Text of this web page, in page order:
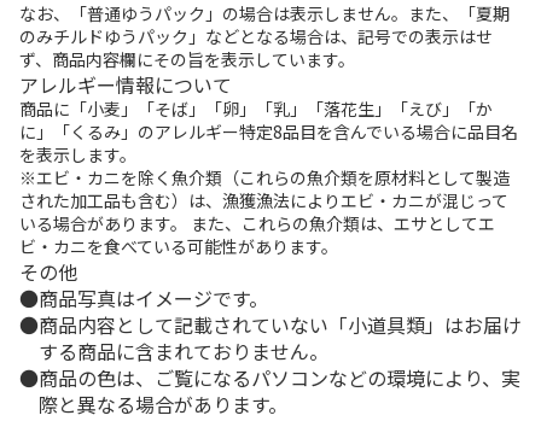
なお、「普通ゆうパック」の場合は表示しません。また、「夏期
のみチルドゆうパック」などとなる場合は、記号での表示はせ
ず、商品内容欄にその旨を表示しています。
アレルギー情報について
商品に「小麦」「そば」「卵」「乳」「落花生」「えび」「か
に」「くるみ」のアレルギー特定8品目を含んでいる場合に品目名
を表示します。
※エビ・カニを除く魚介類（これらの魚介類を原材料として製造
された加工品も含む）は、漁獲漁法によりエビ・カニが混じって
いる場合があります。 また、これらの魚介類は、エサとしてエ
ビ・カニを食べている可能性があります。
その他
商品写真はイメージです。
商品内容として記載されていない「小道具類」はお届け
する商品に含まれておりません。
商品の色は、ご覧になるパソコンなどの環境により、実
際と異なる場合があります。